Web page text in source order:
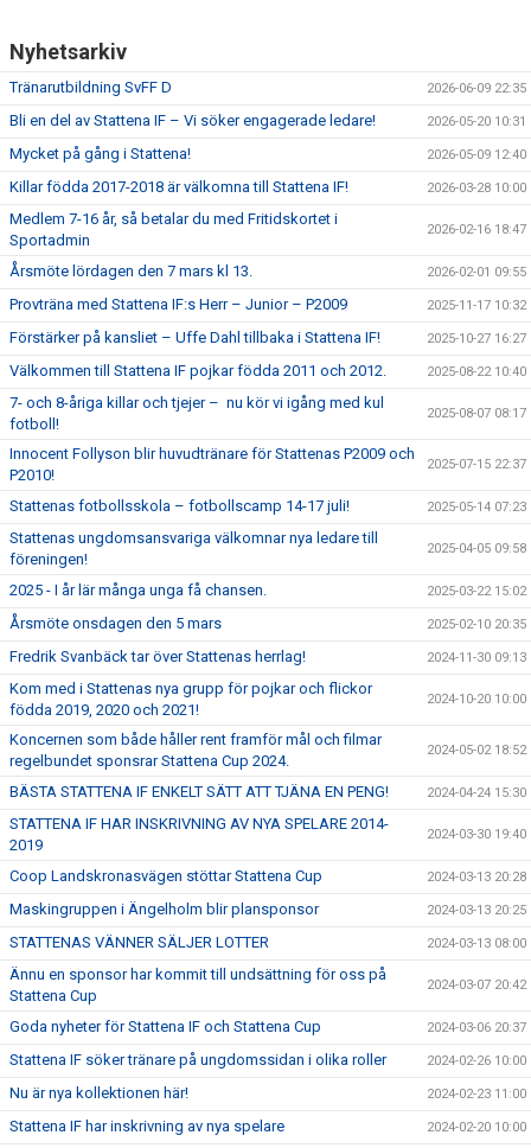
Nyhetsarkiv
Tränarutbildning SvFF D 2026-06-09 22:35
Bli en del av Stattena IF – Vi söker engagerade ledare! 2026-05-20 10:31
Mycket på gång i Stattena! 2026-05-09 12:40
Killar födda 2017-2018 är välkomna till Stattena IF! 2026-03-28 10:00
Medlem 7-16 år, så betalar du med Fritidskortet i
Sportadmin
2026-02-16 18:47
Årsmöte lördagen den 7 mars kl 13. 2026-02-01 09:55
Provträna med Stattena IF:s Herr – Junior – P2009 2025-11-17 10:32
Förstärker på kansliet – Uffe Dahl tillbaka i Stattena IF! 2025-10-27 16:27
Välkommen till Stattena IF pojkar födda 2011 och 2012. 2025-08-22 10:40
7- och 8-åriga killar och tjejer – nu kör vi igång med kul
fotboll!
2025-08-07 08:17
Innocent Follyson blir huvudtränare för Stattenas P2009 och
P2010!
2025-07-15 22:37
Stattenas fotbollsskola – fotbollscamp 14-17 juli! 2025-05-14 07:23
Stattenas ungdomsansvariga välkomnar nya ledare till
föreningen!
2025-04-05 09:58
2025 - I år lär många unga få chansen. 2025-03-22 15:02
Årsmöte onsdagen den 5 mars 2025-02-10 20:35
Fredrik Svanbäck tar över Stattenas herrlag! 2024-11-30 09:13
Kom med i Stattenas nya grupp för pojkar och flickor
födda 2019, 2020 och 2021!
2024-10-20 10:00
Koncernen som både håller rent framför mål och filmar
regelbundet sponsrar Stattena Cup 2024.
2024-05-02 18:52
BÄSTA STATTENA IF ENKELT SÄTT ATT TJÄNA EN PENG! 2024-04-24 15:30
STATTENA IF HAR INSKRIVNING AV NYA SPELARE 2014-
2019
2024-03-30 19:40
Coop Landskronasvägen stöttar Stattena Cup 2024-03-13 20:28
Maskingruppen i Ängelholm blir plansponsor 2024-03-13 20:25
STATTENAS VÄNNER SÄLJER LOTTER 2024-03-13 08:00
Ännu en sponsor har kommit till undsättning för oss på
Stattena Cup
2024-03-07 20:42
Goda nyheter för Stattena IF och Stattena Cup 2024-03-06 20:37
Stattena IF söker tränare på ungdomssidan i olika roller 2024-02-26 10:00
Nu är nya kollektionen här! 2024-02-23 11:00
Stattena IF har inskrivning av nya spelare 2024-02-20 10:00